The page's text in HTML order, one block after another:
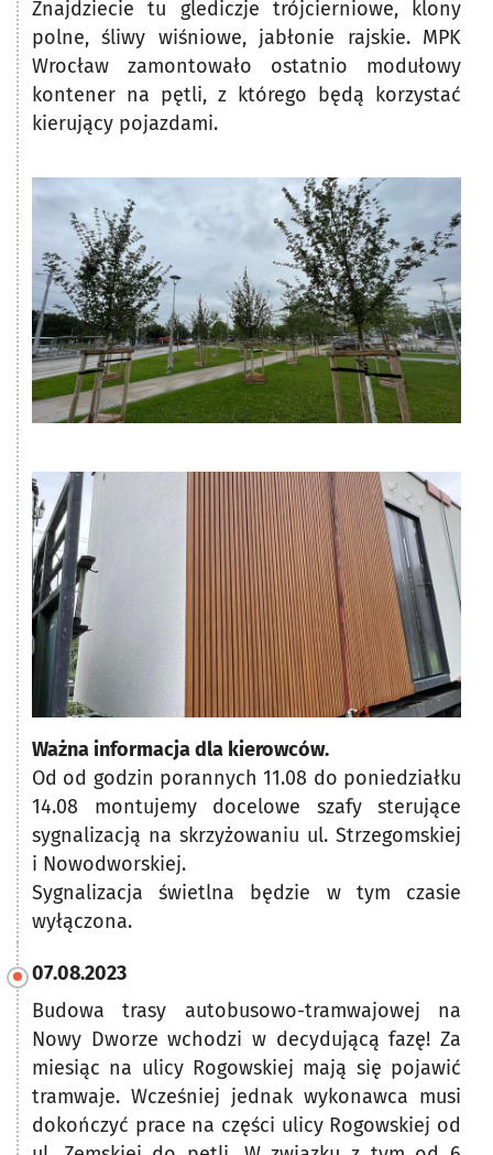
Znajdziecie tu glediczje trójcierniowe, klony
polne, śliwy wiśniowe, jabłonie rajskie. MPK
Wrocław zamontowało ostatnio modułowy
kontener na pętli, z którego będą korzystać
kierujący pojazdami.
Ważna informacja dla kierowców.
Od od godzin porannych 11.08 do poniedziałku
14.08 montujemy docelowe szafy sterujące
sygnalizacją na skrzyżowaniu ul. Strzegomskiej
i Nowodworskiej.
Sygnalizacja świetlna będzie w tym czasie
wyłączona.
07.08.2023
Budowa trasy autobusowo-tramwajowej na
Nowy Dworze wchodzi w decydującą fazę! Za
miesiąc na ulicy Rogowskiej mają się pojawić
tramwaje. Wcześniej jednak wykonawca musi
dokończyć prace na części ulicy Rogowskiej od